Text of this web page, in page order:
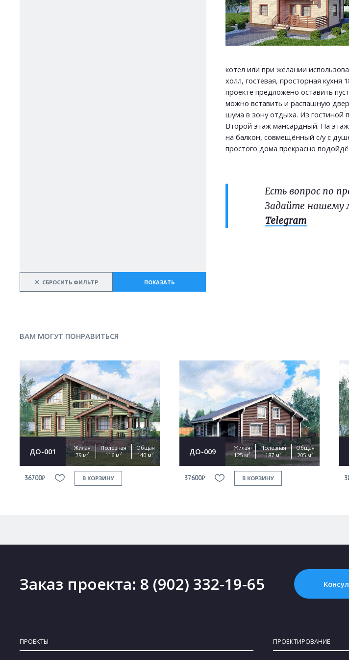
× СБРОСИТЬ ФИЛЬТР ПОКАЗАТЬ
котел или при желании
холл, гостевая, просторная кухня
проекте предложено оставить
можно вставить и распашную
шума в зону отдыха. Из гостиной
Второй этаж мансардный. На
на балкон, совмещённый с/у с
простого дома прекрасно
Есть вопрос по
Задайте нашему
Telegram
ВАМ МОГУТ ПОНРАВИТЬСЯ
ДО-001
Жилая
79 м2
Полезная
116 м2
Общая
140 м2
36700₽ В КОРЗИНУ
ДО-009
Жилая
125 м2
Полезная
187 м2
Общая
205 м2
37600₽ В КОРЗИНУ
Заказ проекта: 8 (902) 332-19-65
ПРОЕКТЫ ПРОЕКТИРОВАНИЕ